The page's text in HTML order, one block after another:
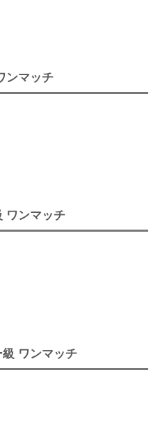
ンマッチ
ワンマッチ
ワンマッチ